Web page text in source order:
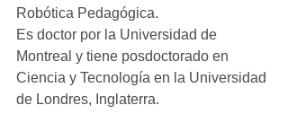
Robótica Pedagógica.
Es doctor por la Universidad de
Montreal y tiene posdoctorado en
Ciencia y Tecnología en la Universidad
de Londres, Inglaterra.